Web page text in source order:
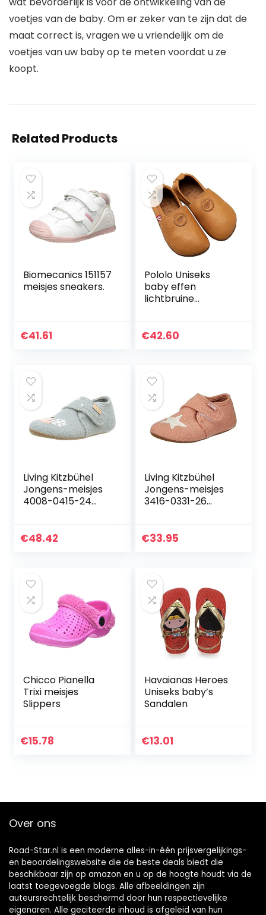
voetjes van de baby. Om er zeker van te zijn dat de
maat correct is, vragen we u vriendelijk om de
voetjes van uw baby op te meten voordat u ze
koopt.
Related Products
Biomecanics 151157
meisjes sneakers.
€41.61
Pololo Uniseks
baby effen
lichtbruine
€42.60
Living Kitzbühel
Jongens-meisjes
4008-0415-24
€48.42
Living Kitzbühel
Jongens-meisjes
3416-0331-26
€33.95
Chicco Pianella
Trixi meisjes
Slippers
€15.78
Havaianas Heroes
Uniseks baby’s
Sandalen
€13.01
Over ons
Road-Star.nl is een moderne alles-in-één prijsvergelijkings-
en beoordelingswebsite die de beste deals biedt die
beschikbaar zijn op amazon en u op de hoogte houdt via de
laatst toegevoegde blogs. Alle afbeeldingen zijn
auteursrechtelijk beschermd door hun respectievelijke
eigenaren. Alle geciteerde inhoud is afgeleid van hun